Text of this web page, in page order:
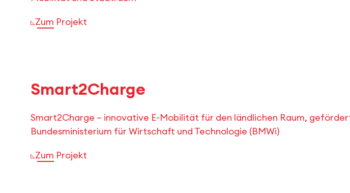
Zum Projekt
Smart2Charge
Smart2Charge – innovative E-Mobilität für den ländlichen Raum,
Bundesministerium für Wirtschaft und Technologie (BMWi)
Zum Projekt